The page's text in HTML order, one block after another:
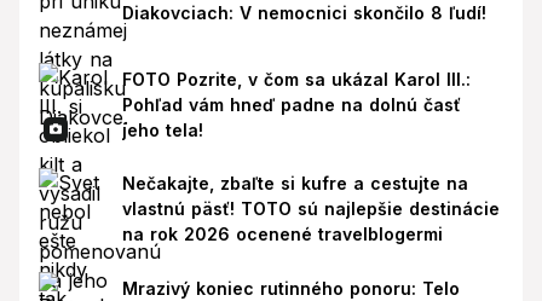
Diakovciach: V nemocnici skončilo 8 ľudí!
FOTO Pozrite, v čom sa ukázal Karol III.:
Pohľad vám hneď padne na dolnú časť
jeho tela!
Nečakajte, zbaľte si kufre a cestujte na
vlastnú päsť! TOTO sú najlepšie destinácie
na rok 2026 ocenené travelblogermi
Mrazivý koniec rutinného ponoru: Telo